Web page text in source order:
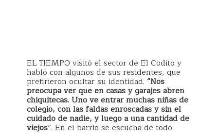
EL TIEMPO visitó el sector de El Codito y
habló con algunos de sus residentes, que
prefirieron ocultar su identidad. “Nos
preocupa ver que en casas y garajes abren
chiquitecas. Uno ve entrar muchas niñas de
colegio, con las faldas enroscadas y sin el
cuidado de nadie, y luego a una cantidad de
viejos”. En el barrio se escucha de todo.